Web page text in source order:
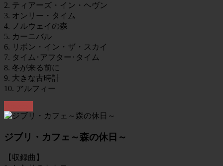
2. ティアーズ・イン・ヘヴン
3. オンリー・タイム
4. ノルウェイの森
5. カーニバル
6. リボン・イン・ザ・スカイ
7. タイム･アフター･タイム
8. 冬が来る前に
9. 大きな古時計
10. アルフィー
ジブリ・カフェ～森の休日～
【収録曲】